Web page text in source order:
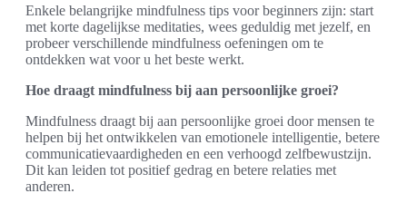
Enkele belangrijke mindfulness tips voor beginners zijn: start
met korte dagelijkse meditaties, wees geduldig met jezelf, en
probeer verschillende mindfulness oefeningen om te
ontdekken wat voor u het beste werkt.
Hoe draagt mindfulness bij aan persoonlijke groei?
Mindfulness draagt bij aan persoonlijke groei door mensen te
helpen bij het ontwikkelen van emotionele intelligentie, betere
communicatievaardigheden en een verhoogd zelfbewustzijn.
Dit kan leiden tot positief gedrag en betere relaties met
anderen.